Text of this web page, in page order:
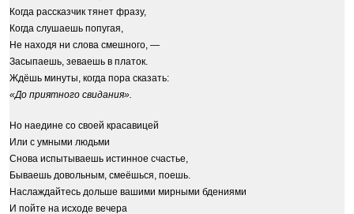
Когда рассказчик тянет фразу,
Когда слушаешь попугая,
Не находя ни слова смешного, —
Засыпаешь, зеваешь в платок.
Ждёшь минуты, когда пора сказать:
«До приятного свидания».
Но наедине со своей красавицей
Или с умными людьми
Снова испытываешь истинное счастье,
Бываешь довольным, смеёшься, поешь.
Наслаждайтесь дольше вашими мирными бдениями
И пойте на исходе вечера